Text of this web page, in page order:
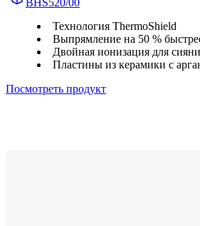
BHS520/00
Технология ThermoShield
Выпрямление на 50 %
Двойная ионизация для
Пластины из керамики с
Посмотреть продукт